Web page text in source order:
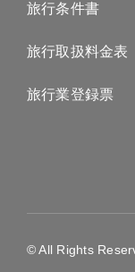
旅行条件書
旅行取扱料金表
旅行業登録票
© All Rights